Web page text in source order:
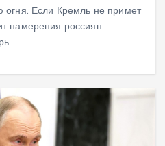
огня. Если Кремль не примет
намерения россиян.